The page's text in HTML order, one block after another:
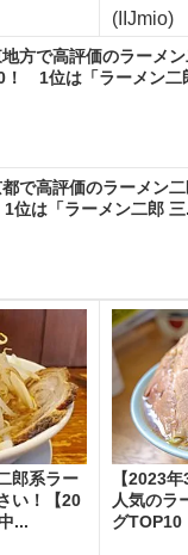
(IIJmio)
地方で高評価のラーメ
！ 1位は「ラーメン二
都で高評価のラーメン
位は「ラーメン二郎 三
郎系ラー
い！【20
...
【2023
人気のラ
グ